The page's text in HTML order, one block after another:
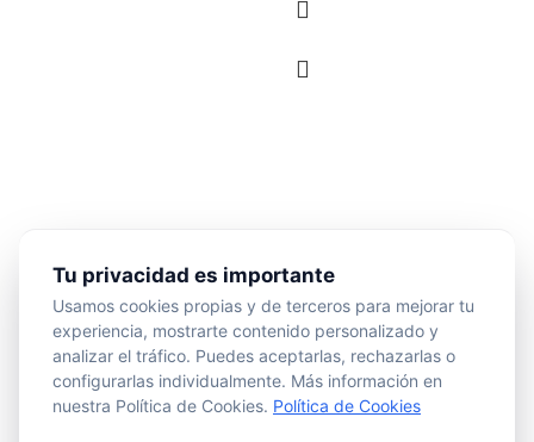
Tu privacidad es importante
Usamos cookies propias y de terceros para mejorar tu
experiencia, mostrarte contenido personalizado y
analizar el tráfico. Puedes aceptarlas, rechazarlas o
configurarlas individualmente. Más información en
nuestra Política de Cookies. Política de Cookies